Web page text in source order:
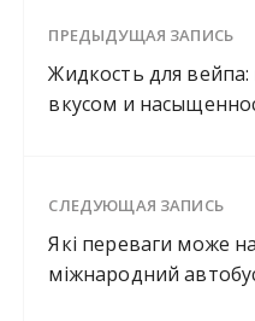
ПРЕДЫДУЩАЯ ЗАПИСЬ
Жидкость для
вкусом и
СЛЕДУЮЩАЯ ЗАПИСЬ
Які переваги може
міжнародний